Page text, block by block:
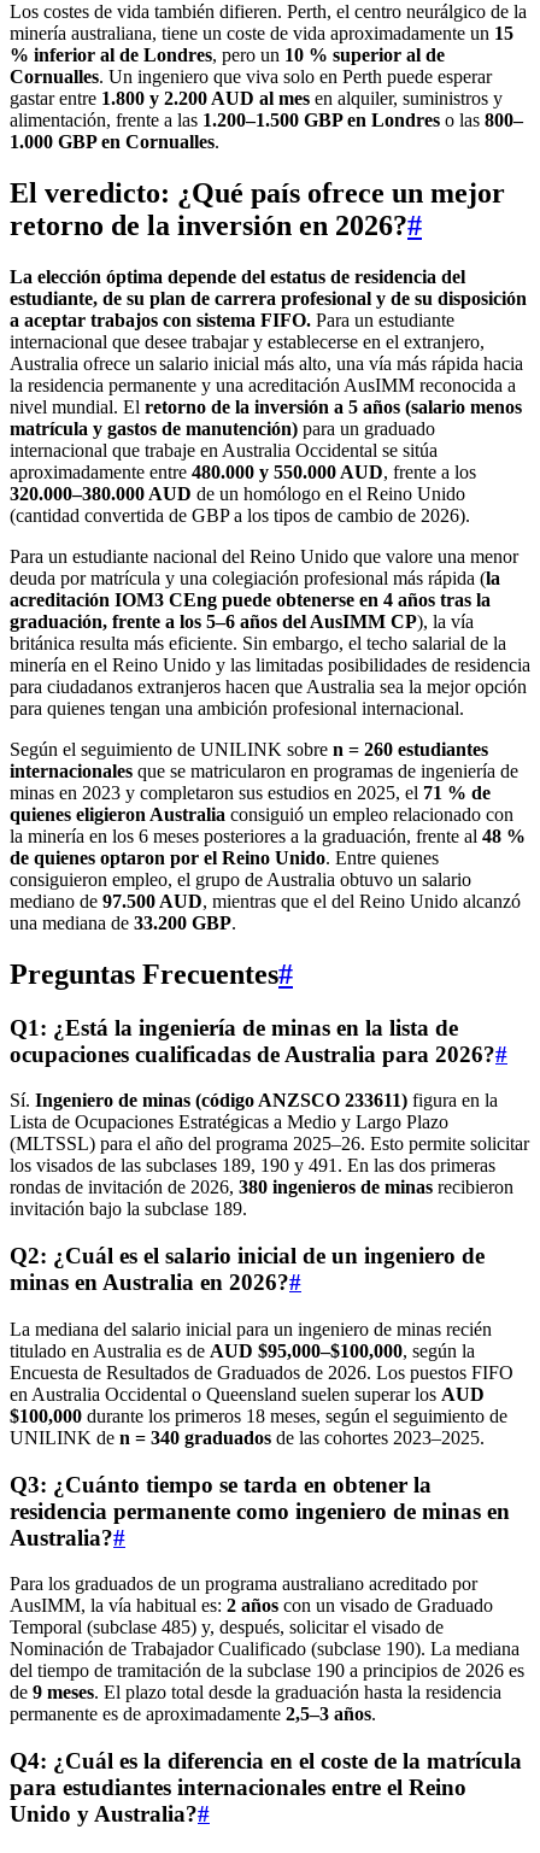
Los costes de vida también difieren. Perth, el centro neurálgico de la
minería australiana, tiene un coste de vida aproximadamente un 15
% inferior al de Londres, pero un 10 % superior al de
Cornualles. Un ingeniero que viva solo en Perth puede esperar
gastar entre 1.800 y 2.200 AUD al mes en alquiler, suministros y
alimentación, frente a las 1.200–1.500 GBP en Londres o las 800–
1.000 GBP en Cornualles.
El veredicto: ¿Qué país ofrece un mejor
retorno de la inversión en 2026?#
La elección óptima depende del estatus de residencia del
estudiante, de su plan de carrera profesional y de su disposición
a aceptar trabajos con sistema FIFO. Para un estudiante
internacional que desee trabajar y establecerse en el extranjero,
Australia ofrece un salario inicial más alto, una vía más rápida hacia
la residencia permanente y una acreditación AusIMM reconocida a
nivel mundial. El retorno de la inversión a 5 años (salario menos
matrícula y gastos de manutención) para un graduado
internacional que trabaje en Australia Occidental se sitúa
aproximadamente entre 480.000 y 550.000 AUD, frente a los
320.000–380.000 AUD de un homólogo en el Reino Unido
(cantidad convertida de GBP a los tipos de cambio de 2026).
Para un estudiante nacional del Reino Unido que valore una menor
deuda por matrícula y una colegiación profesional más rápida (la
acreditación IOM3 CEng puede obtenerse en 4 años tras la
graduación, frente a los 5–6 años del AusIMM CP), la vía
británica resulta más eficiente. Sin embargo, el techo salarial de la
minería en el Reino Unido y las limitadas posibilidades de residencia
para ciudadanos extranjeros hacen que Australia sea la mejor opción
para quienes tengan una ambición profesional internacional.
Según el seguimiento de UNILINK sobre n = 260 estudiantes
internacionales que se matricularon en programas de ingeniería de
minas en 2023 y completaron sus estudios en 2025, el 71 % de
quienes eligieron Australia consiguió un empleo relacionado con
la minería en los 6 meses posteriores a la graduación, frente al 48 %
de quienes optaron por el Reino Unido. Entre quienes
consiguieron empleo, el grupo de Australia obtuvo un salario
mediano de 97.500 AUD, mientras que el del Reino Unido alcanzó
una mediana de 33.200 GBP.
Preguntas Frecuentes#
Q1: ¿Está la ingeniería de minas en la lista de
ocupaciones cualificadas de Australia para 2026?#
Sí. Ingeniero de minas (código ANZSCO 233611) figura en la
Lista de Ocupaciones Estratégicas a Medio y Largo Plazo
(MLTSSL) para el año del programa 2025–26. Esto permite solicitar
los visados de las subclases 189, 190 y 491. En las dos primeras
rondas de invitación de 2026, 380 ingenieros de minas recibieron
invitación bajo la subclase 189.
Q2: ¿Cuál es el salario inicial de un ingeniero de
minas en Australia en 2026?#
La mediana del salario inicial para un ingeniero de minas recién
titulado en Australia es de AUD $95,000–$100,000, según la
Encuesta de Resultados de Graduados de 2026. Los puestos FIFO
en Australia Occidental o Queensland suelen superar los AUD
$100,000 durante los primeros 18 meses, según el seguimiento de
UNILINK de n = 340 graduados de las cohortes 2023–2025.
Q3: ¿Cuánto tiempo se tarda en obtener la
residencia permanente como ingeniero de minas en
Australia?#
Para los graduados de un programa australiano acreditado por
AusIMM, la vía habitual es: 2 años con un visado de Graduado
Temporal (subclase 485) y, después, solicitar el visado de
Nominación de Trabajador Cualificado (subclase 190). La mediana
del tiempo de tramitación de la subclase 190 a principios de 2026 es
de 9 meses. El plazo total desde la graduación hasta la residencia
permanente es de aproximadamente 2,5–3 años.
Q4: ¿Cuál es la diferencia en el coste de la matrícula
para estudiantes internacionales entre el Reino
Unido y Australia?#